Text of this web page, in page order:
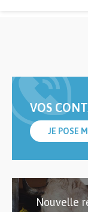
VOS
JE POSE
Nouvelle